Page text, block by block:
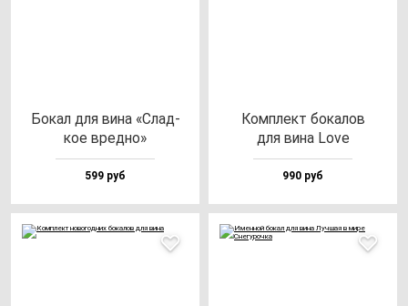
Бокал для ви­на «Слад­
кое вред­но»
599 руб
Ком­плект бо­ка­лов
для ви­на Love
990 руб